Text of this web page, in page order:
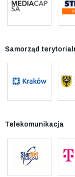
Samorząd
Telekomunikacja